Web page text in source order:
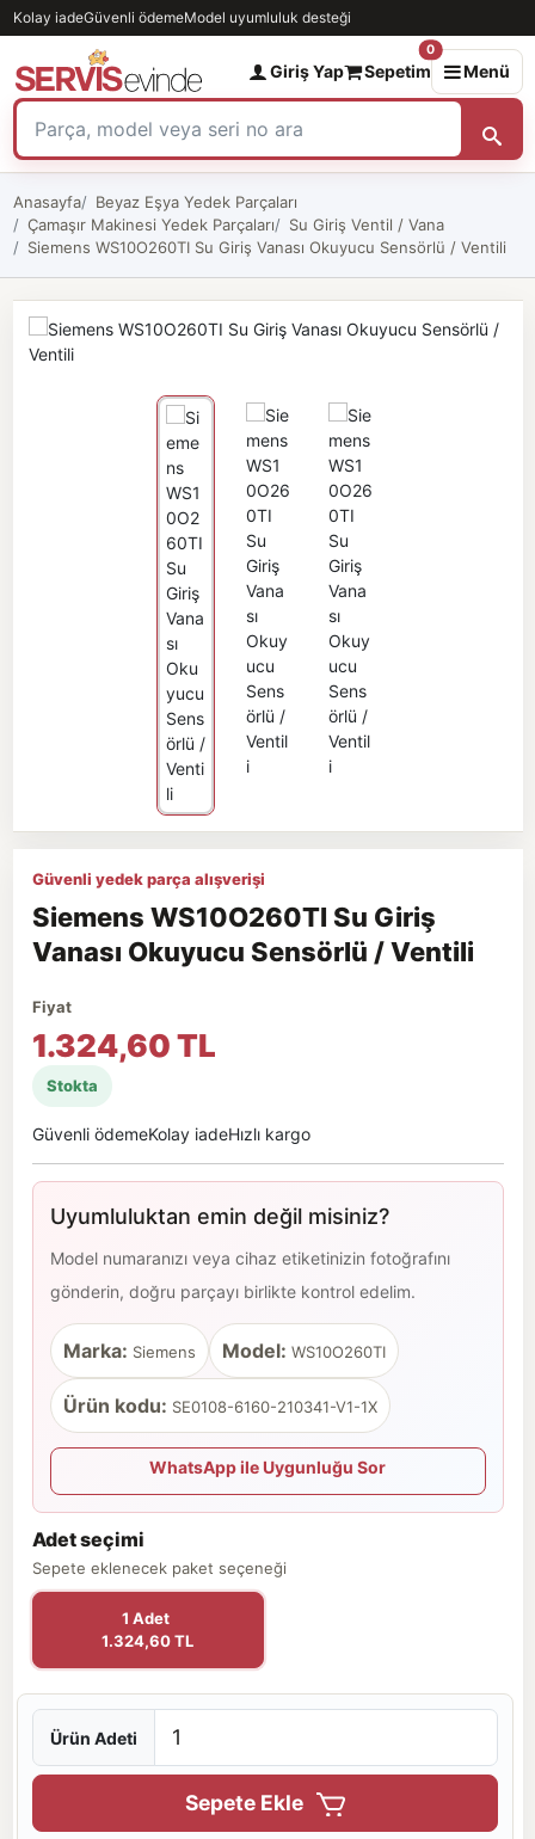
Kolay iadeGüvenli ödemeModel uyumluluk desteği
Giriş Yap Sepetim
0
Menü
Anasayfa
Beyaz Eşya Yedek Parçaları
Çamaşır Makinesi Yedek Parçaları
Su Giriş Ventil / Vana
Siemens WS10O260TI Su Giriş Vanası Okuyucu Sensörlü / Ventili
Güvenli yedek parça alışverişi
Siemens WS10O260TI Su Giriş
Vanası Okuyucu Sensörlü / Ventili
Fiyat
1.324,60 TL
Stokta
Güvenli ödemeKolay iadeHızlı kargo
Uyumluluktan emin değil misiniz?
Model numaranızı veya cihaz etiketinizin fotoğrafını
gönderin, doğru parçayı birlikte kontrol edelim.
Marka: Siemens Model: WS10O260TI
Ürün kodu: SE0108-6160-210341-V1-1X
WhatsApp ile Uygunluğu Sor
Adet seçimi
Sepete eklenecek paket seçeneği
1 Adet
1.324,60 TL
Ürün Adeti
Sepete Ekle